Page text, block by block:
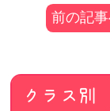
前の記
クラス別